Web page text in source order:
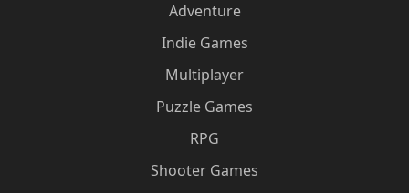
Adventure
Indie Games
Multiplayer
Puzzle Games
RPG
Shooter Games